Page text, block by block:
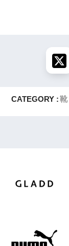
CATEGORY :靴